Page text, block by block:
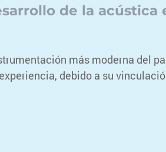
de la acústica
más moderna del
debido a su